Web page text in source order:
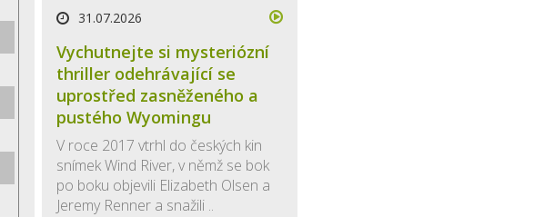
31.07.2026
Vychutnejte si mysteriózní
thriller odehrávající se
uprostřed zasněženého a
pustého Wyomingu
V roce 2017 vtrhl do českých kin
snímek Wind River, v němž se bok
po boku objevili Elizabeth Olsen a
Jeremy Renner a snažili ..